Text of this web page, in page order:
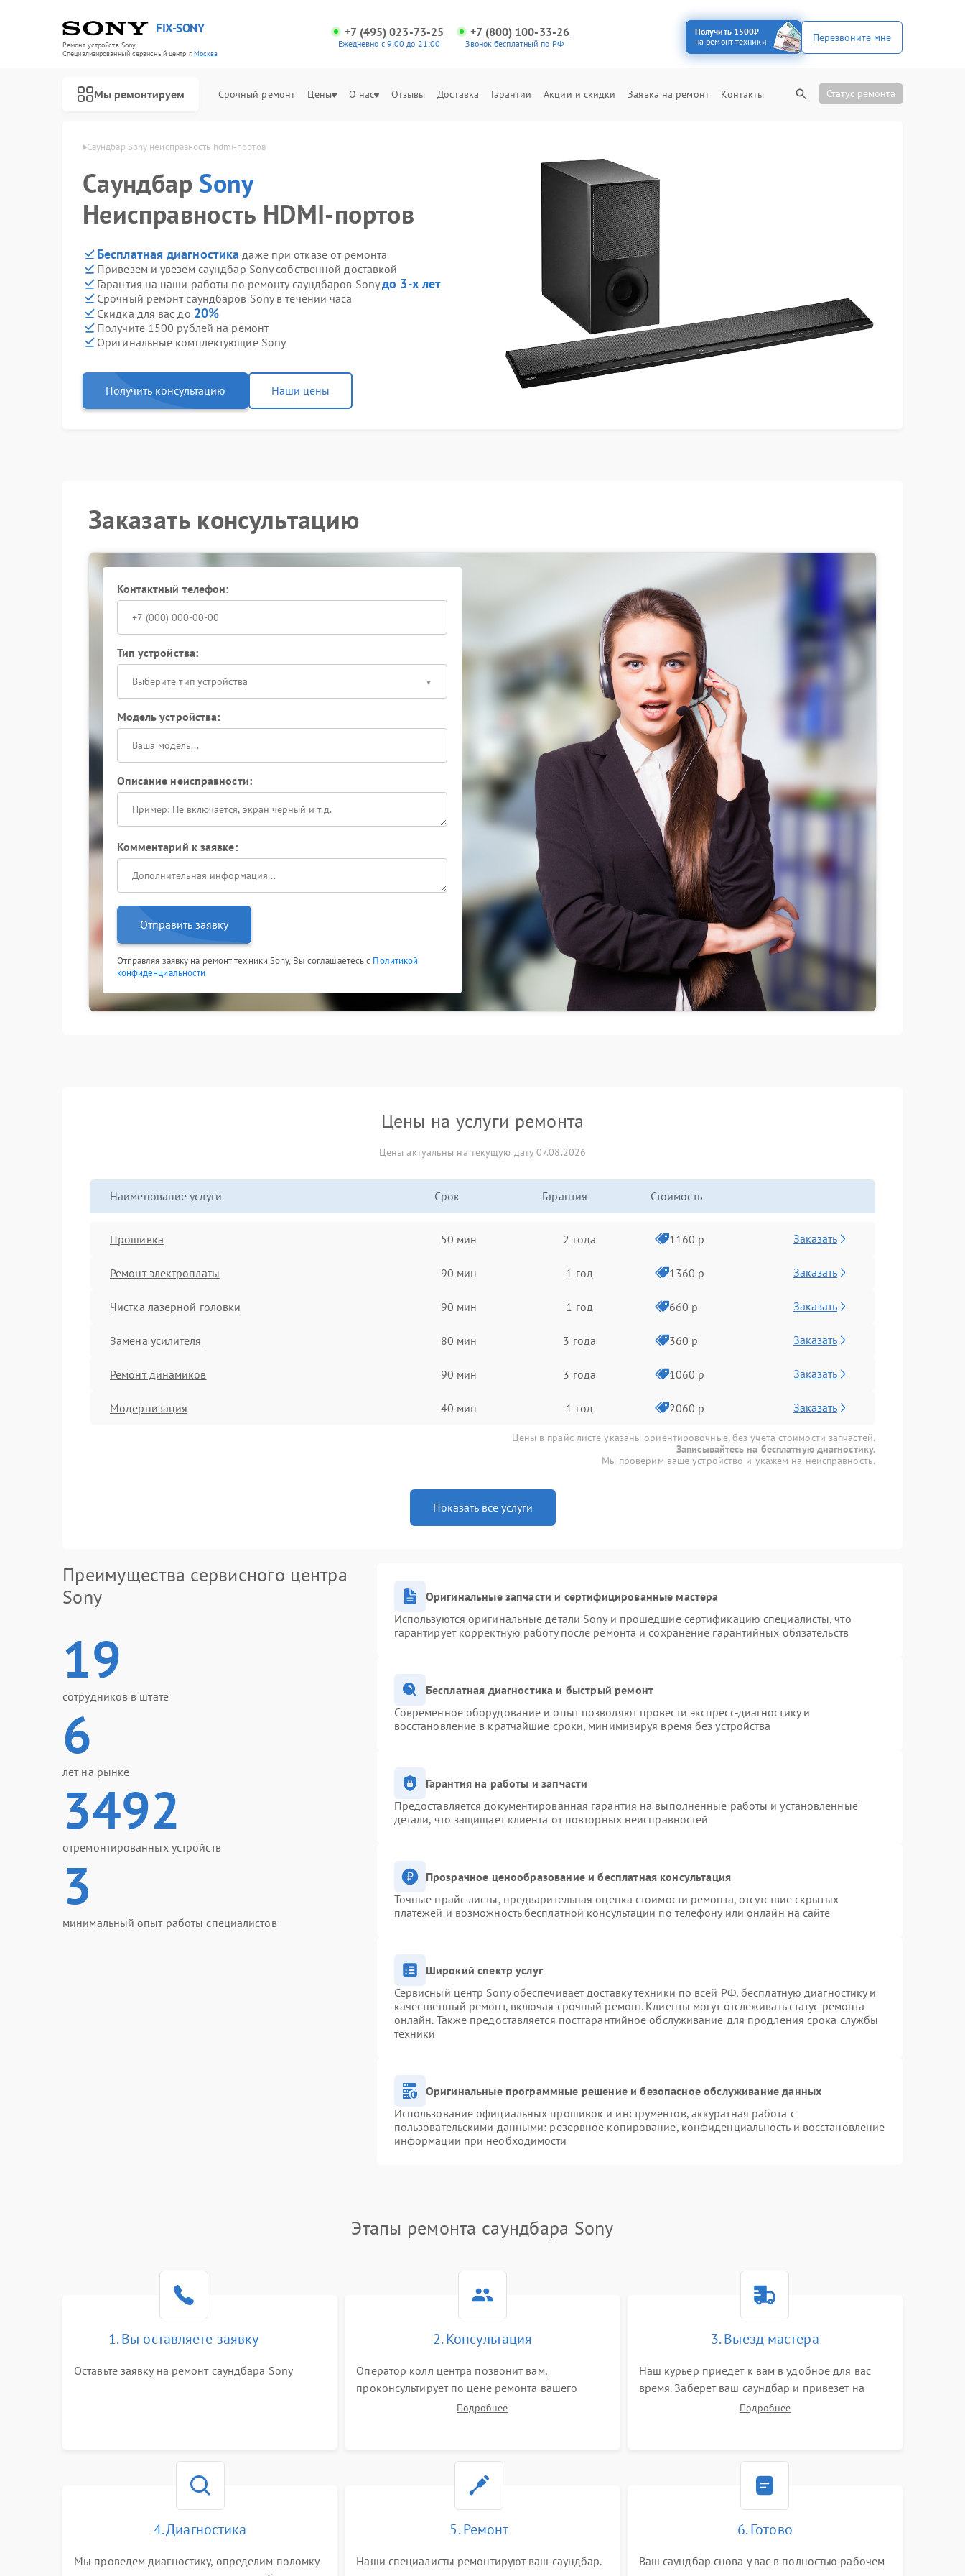
FIX-SONY
Ремонт устройств Sony
Специализированный cервисный центр г.Москва
+7 (495) 023-73-25
Ежедневно с 9:00 до 21:00
+7 (800) 100-33-26
Звонок бесплатный по РФ
Получить 1500₽
на ремонт техники
Перезвоните мне
Мы ремонтируем Срочный ремонт Цены О нас Отзывы Доставка Гарантии Акции и скидки Заявка на ремонт Контакты Статус ремонта
Саундбар Sony неисправность hdmi-портов
Саундбар Sony
Неисправность HDMI-портов
Бесплатная диагностика даже при отказе от ремонта
Привезем и увезем саундбар Sony собственной доставкой
Гарантия на наши работы по ремонту саундбаров Sonyдо 3-х лет
Срочный ремонт саундбаров Sony в течении часа
Скидка для вас до 20%
Получите 1500 рублей на ремонт
Оригинальные комплектующие Sony
Получить консультацию Наши цены
Заказать консультацию
Контактный телефон:
Тип устройства:
Выберите тип устройства
Модель устройства:
Описание неисправности:
Комментарий к заявке:
Отправить заявку
Отправляя заявку на ремонт техники Sony, Вы соглашаетесь с Политикой
конфиденциальности
Цены на услуги ремонта
Цены актуальны на текущую дату 07.08.2026
Наименование услуги Срок Гарантия Стоимость
Прошивка 50 мин 2 года 1160 р Заказать
Ремонт электроплаты 90 мин 1 год 1360 р Заказать
Чистка лазерной головки 90 мин 1 год 660 р Заказать
Замена усилителя 80 мин 3 года 360 р Заказать
Ремонт динамиков 90 мин 3 года 1060 р Заказать
Модернизация 40 мин 1 год 2060 р Заказать
Цены в прайс-листе указаны ориентировочные, без учета стоимости запчастей.
Записывайтесь на бесплатную диагностику.
Мы проверим ваше устройство и укажем на неисправность.
Показать все услуги
Преимущества сервисного центра
Sony
19
сотрудников в штате
6
лет на рынке
3492
отремонтированных устройств
3
минимальный опыт работы специалистов
Оригинальные запчасти и сертифицированные мастера
Используются оригинальные детали Sony и прошедшие сертификацию специалисты, что
гарантирует корректную работу после ремонта и сохранение гарантийных обязательств
Бесплатная диагностика и быстрый ремонт
Современное оборудование и опыт позволяют провести экспресс-диагностику и
восстановление в кратчайшие сроки, минимизируя время без устройства
Гарантия на работы и запчасти
Предоставляется документированная гарантия на выполненные работы и установленные
детали, что защищает клиента от повторных неисправностей
Прозрачное ценообразование и бесплатная консультация
Точные прайс-листы, предварительная оценка стоимости ремонта, отсутствие скрытых
платежей и возможность бесплатной консультации по телефону или онлайн на сайте
Широкий спектр услуг
Сервисный центр Sony обеспечивает доставку техники по всей РФ, бесплатную диагностику и
качественный ремонт, включая срочный ремонт. Клиенты могут отслеживать статус ремонта
онлайн. Также предоставляется постгарантийное обслуживание для продления срока службы
техники
Оригинальные программные решение и безопасное обслуживание данных
Использование официальных прошивок и инструментов, аккуратная работа с
пользовательскими данными: резервное копирование, конфиденциальность и восстановление
информации при необходимости
Этапы ремонта саундбара Sony
1. Вы оставляете заявку
Оставьте заявку на ремонт саундбара Sony
2. Консультация
Оператор колл центра позвонит вам,
проконсультирует по цене ремонта вашего
саундбара а также ответит на все ваши вопросы.
Подробнее
3. Выезд мастера
Наш курьер приедет к вам в удобное для вас
время. Заберет ваш саундбар и привезет на
склад для диагностики.Подробнее
4. Диагностика
Мы проведем диагностику, определим поломку
5. Ремонт
Наши специалисты ремонтируют ваш саундбар.
6. Готово
Ваш саундбар снова у вас в полностью рабочем